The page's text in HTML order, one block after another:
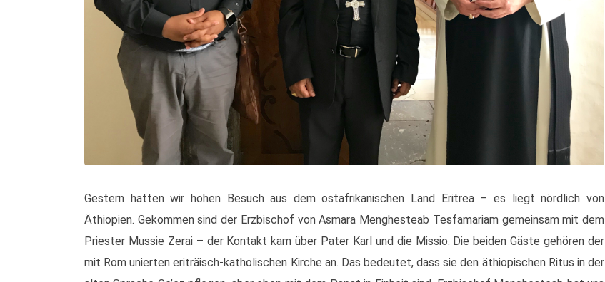
Gestern hatten wir hohen Besuch aus dem ostafrikanischen Land Eritrea – es liegt nördlich von
Äthiopien. Gekommen sind der Erzbischof von Asmara Menghesteab Tesfamariam gemeinsam mit dem
Priester Mussie Zerai – der Kontakt kam über Pater Karl und die Missio. Die beiden Gäste gehören der
mit Rom unierten eriträisch-katholischen Kirche an. Das bedeutet, dass sie den äthiopischen Ritus in der